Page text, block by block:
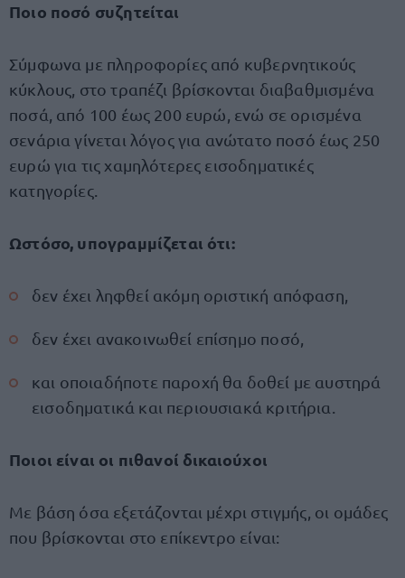
Ποιο ποσό συζητείται
Σύμφωνα με πληροφορίες από κυβερνητικούς
κύκλους, στο τραπέζι βρίσκονται διαβαθμισμένα
ποσά, από 100 έως 200 ευρώ, ενώ σε ορισμένα
σενάρια γίνεται λόγος για ανώτατο ποσό έως 250
ευρώ για τις χαμηλότερες εισοδηματικές
κατηγορίες.
Ωστόσο, υπογραμμίζεται ότι:
δεν έχει ληφθεί ακόμη οριστική απόφαση,
δεν έχει ανακοινωθεί επίσημο ποσό,
και οποιαδήποτε παροχή θα δοθεί με αυστηρά
εισοδηματικά και περιουσιακά κριτήρια.
Ποιοι είναι οι πιθανοί δικαιούχοι
Με βάση όσα εξετάζονται μέχρι στιγμής, οι ομάδες
που βρίσκονται στο επίκεντρο είναι: